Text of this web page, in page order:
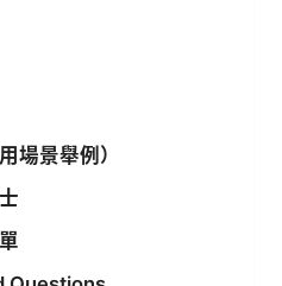
場景舉例）